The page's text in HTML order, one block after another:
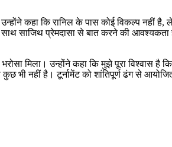
कहा कि रानिल के पास कोई विकल्प नहीं
साजिथ प्रेमदासा से बात करने की
मिला। उन्होंने कहा कि मुझे पूरा विश्वास है
भी नहीं है। टूर्नामेंट को शांतिपूर्ण ढंग से